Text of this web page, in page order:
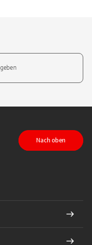
auf LinkedIn
Nach oben